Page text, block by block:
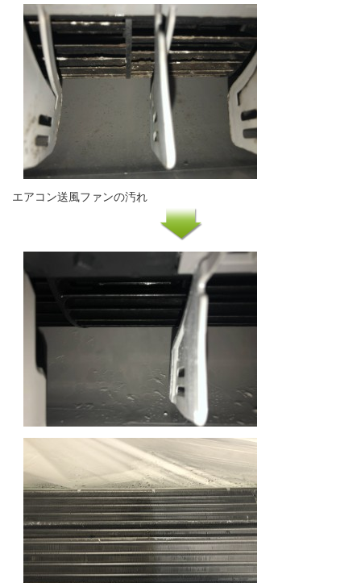
エアコン送風ファンの汚れ